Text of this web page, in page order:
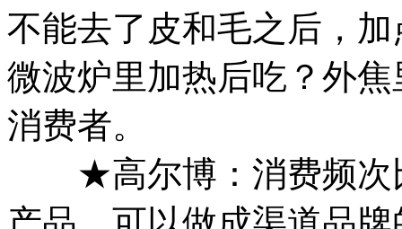
不能去了皮和毛之后，
微波炉里加热后吃？外
消费者。
★高尔博：消费频次